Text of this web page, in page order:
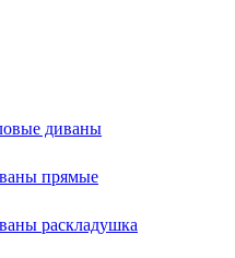
диваны
прямые
раскладушка